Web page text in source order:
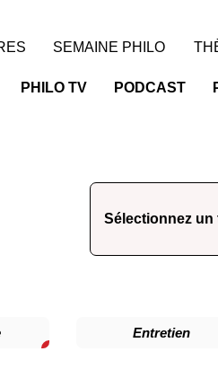
SEMAINE PHILO
PHILO TV PODCAST
Entretien